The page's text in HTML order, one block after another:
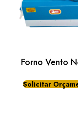
Forno Vento
Solicitar